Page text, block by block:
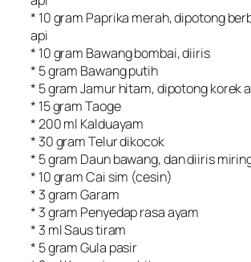
* 10 gram Paprika merah, dipotong
api
* 10 gram Bawang bombai, diiris
* 5 gram Bawang putih
* 5 gram Jamur hitam, dipotong korek
* 15 gram Taoge
* 200 ml Kalduayam
* 30 gram Telur dikocok
* 5 gram Daun bawang, dan diiris
* 10 gram Cai sim (cesin)
* 3 gram Garam
* 3 gram Penyedap rasa ayam
* 3 ml Saus tiram
* 5 gram Gula pasir